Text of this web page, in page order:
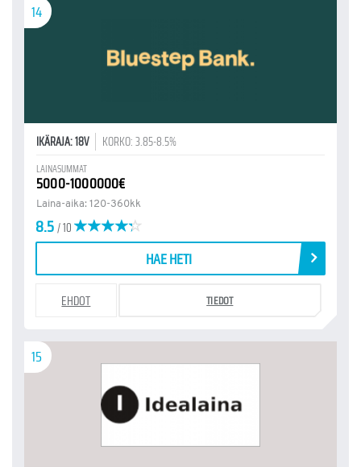
14
IKÄRAJA: 18V KORKO: 3.85-8.5%
LAINASUMMAT
5000-1000000€
Laina-aika: 120-360kk
8.5/ 10
HAE HETI
EHDOT TIEDOT
15